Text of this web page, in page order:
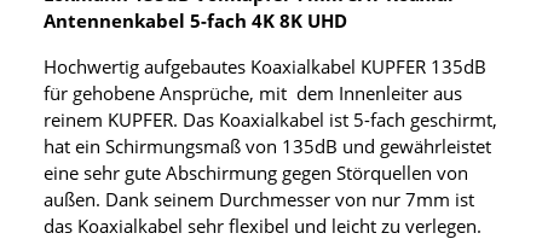
Antennenkabel 5-fach 4K 8K UHD
Hochwertig aufgebautes Koaxialkabel KUPFER 135dB
für gehobene Ansprüche, mit dem Innenleiter aus
reinem KUPFER. Das Koaxialkabel ist 5-fach geschirmt,
hat ein Schirmungsmaß von 135dB und gewährleistet
eine sehr gute Abschirmung gegen Störquellen von
außen. Dank seinem Durchmesser von nur 7mm ist
das Koaxialkabel sehr flexibel und leicht zu verlegen.